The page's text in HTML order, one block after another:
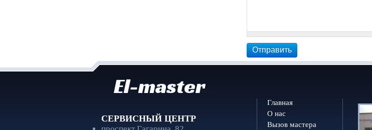
El-master
СЕРВИСНЫЙ ЦЕНТР
Главная
О нас
Вызов мастера